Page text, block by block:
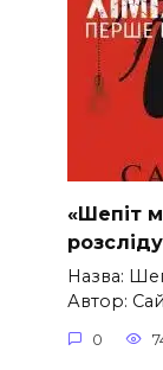
«Шепіт
Назва:
Автор:
0